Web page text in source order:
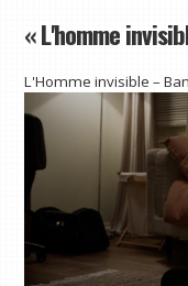
« L'homme
L'Homme invisible –